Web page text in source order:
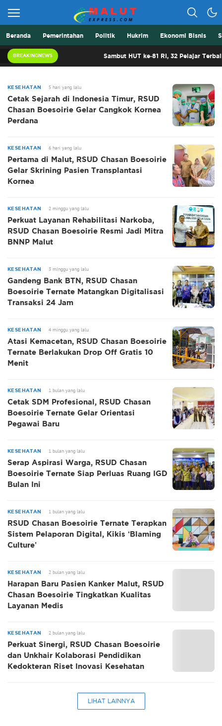
Malut Express
Beranda Pemerintahan Politik Hukrim Ekonomi Bisnis
BREAKINGNEWS Sambut HUT ke-81 RI, 32 Pelajar
KESEHATAN 5 hari yang lalu
Cetak Sejarah di Indonesia Timur, RSUD
Chasan Boesoirie Gelar Cangkok Kornea
Perdana
KESEHATAN 6 hari yang lalu
Pertama di Malut, RSUD Chasan Boesoirie
Gelar Skrining Pasien Transplantasi
Kornea
KESEHATAN 2 minggu yang lalu
Perkuat Layanan Rehabilitasi Narkoba,
RSUD Chasan Boesoirie Resmi Jadi Mitra
BNNP Malut
KESEHATAN 3 minggu yang lalu
Gandeng Bank BTN, RSUD Chasan
Boesoirie Ternate Matangkan Digitalisasi
Transaksi 24 Jam
KESEHATAN 4 minggu yang lalu
Atasi Kemacetan, RSUD Chasan Boesoirie
Ternate Berlakukan Drop Off Gratis 10
Menit
KESEHATAN 1 bulan yang lalu
Cetak SDM Profesional, RSUD Chasan
Boesoirie Ternate Gelar Orientasi
Pegawai Baru
KESEHATAN 1 bulan yang lalu
Serap Aspirasi Warga, RSUD Chasan
Boesoirie Ternate Siap Perluas Ruang IGD
Bulan Ini
KESEHATAN 1 bulan yang lalu
RSUD Chasan Boesoirie Ternate Terapkan
Sistem Pelaporan Digital, Kikis ‘Blaming
Culture’
KESEHATAN 2 bulan yang lalu
Harapan Baru Pasien Kanker Malut, RSUD
Chasan Boesoirie Tingkatkan Kualitas
Layanan Medis
KESEHATAN 2 bulan yang lalu
Perkuat Sinergi, RSUD Chasan Boesoirie
dan Unkhair Kolaborasi Pendidikan
Kedokteran Riset Inovasi Kesehatan
LIHAT LAINNYA